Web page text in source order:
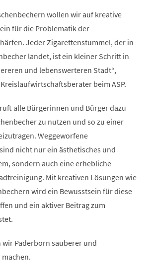
wollen wir auf kreative
für die Problematik der
Jeder Zigarettenstummel, der in
landet, ist ein kleiner Schritt in
und lebenswerteren Stadt“,
beim ASP.
alle Bürgerinnen und Bürger dazu
zu nutzen und so zu einer
Weggeworfene
nicht nur ein ästhetisches und
sondern auch eine erhebliche
Mit kreativen Lösungen wie
wird ein Bewusstsein für diese
und ein aktiver Beitrag zum
wir Paderborn sauberer und